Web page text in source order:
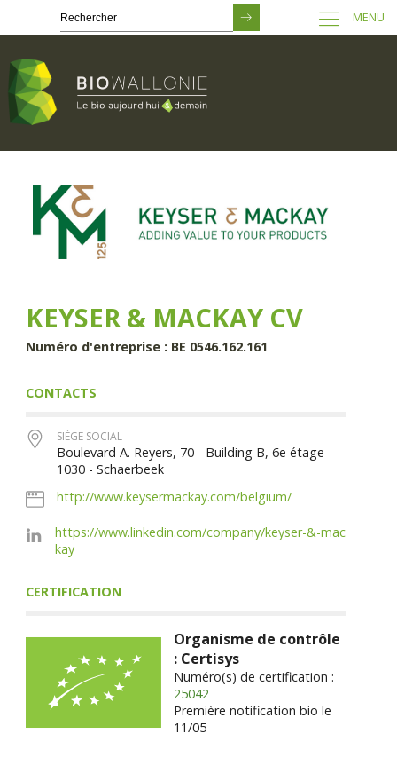
principal
MENU
KEYSER & MACKAY CV
Numéro d'entreprise : BE 0546.162.161
CONTACTS
SIÈGE SOCIAL
Boulevard A. Reyers, 70 - Building B, 6e étage
1030 - Schaerbeek
http://www.keysermackay.com/belgium/
https://www.linkedin.com/company/keyser-&-mac
kay
CERTIFICATION
Organisme de contrôle
: Certisys
Numéro(s) de certification :
25042
Première notification bio le
11/05